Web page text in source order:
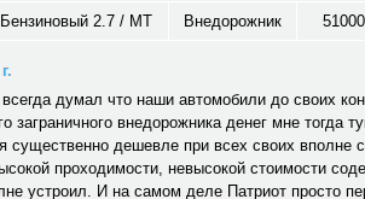
Бензиновый 2.7 / MT Внедорожник 51000
думал что наши автомобили до своих
заграничного внедорожника денег мне тогда
существенно дешевле при всех своих вполне
проходимости, невысокой стоимости
устроил. И на самом деле Патриот просто